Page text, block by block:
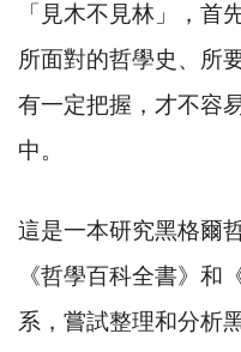
「見木不見林」，首
所面對的哲學史、所
有一定把握，才不容
中。
這是一本研究黑格爾
《哲學百科全書》和
系，嘗試整理和分析